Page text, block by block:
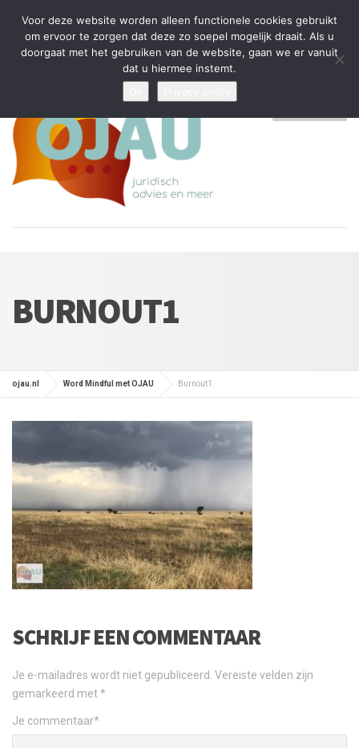
Tijdelijke stop: wegens drukte kan ik beperkt nieuwe zaken aannemen
en vragen beantwoorden
Algemene Voorwaarden
Disclaimer Privacybeleid
BURNOUT1
ojau.nl Word Mindful met OJAU Burnout1
SCHRIJF EEN COMMENTAAR
Je e-mailadres wordt niet gepubliceerd. Vereiste velden zijn
gemarkeerd met*
Je commentaar*
Voor deze website worden alleen functionele cookies gebruikt
om ervoor te zorgen dat deze zo soepel mogelijk draait. Als u
doorgaat met het gebruiken van de website, gaan we er vanuit
dat u hiermee instemt.